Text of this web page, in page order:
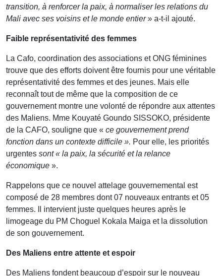
transition, à renforcer la paix, à normaliser les relations du
Mali avec ses voisins et le monde entier» a-t-il ajouté.
Faible représentativité des femmes
La Cafo, coordination des associations et ONG féminines
trouve que des efforts doivent être fournis pour une véritable
représentativité des femmes et des jeunes. Mais elle
reconnaît tout de même que la composition de ce
gouvernement montre une volonté de répondre aux attentes
des Maliens. Mme Kouyaté Goundo SISSOKO, présidente
de la CAFO, souligne que « ce gouvernement prend
fonction dans un contexte difficile ». Pour elle, les priorités
urgentes sont « la paix, la sécurité et la relance
économique ».
Rappelons que ce nouvel attelage gouvernemental est
composé de 28 membres dont 07 nouveaux entrants et 05
femmes. Il intervient juste quelques heures après le
limogeage du PM Choguel Kokala Maiga et la dissolution
de son gouvernement.
Des Maliens entre attente et espoir
Des Maliens fondent beaucoup d’espoir sur le nouveau